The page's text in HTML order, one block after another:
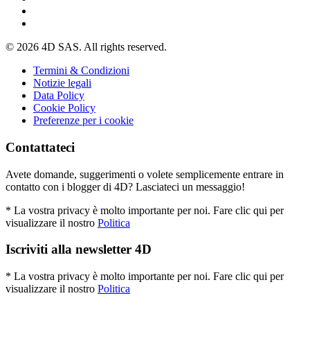
© 2026 4D SAS. All rights reserved.
Termini & Condizioni
Notizie legali
Data Policy
Cookie Policy
Preferenze per i cookie
Contattateci
Avete domande, suggerimenti o volete semplicemente entrare in
contatto con i blogger di 4D? Lasciateci un messaggio!
* La vostra privacy è molto importante per noi. Fare clic qui per
visualizzare il nostro Politica
Iscriviti alla newsletter 4D
* La vostra privacy è molto importante per noi. Fare clic qui per
visualizzare il nostro Politica